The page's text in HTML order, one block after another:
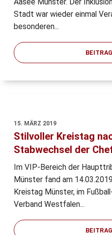
Stadt war wieder einmal
besonderen...
15. MÄRZ 2019
Stilvoller Kreistag
Stabwechsel der
Im VIP-Bereich der
Münster fand am
Kreistag Münster, im
Verband Westfalen...